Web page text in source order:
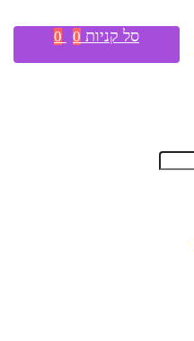
סל קניות 0
0